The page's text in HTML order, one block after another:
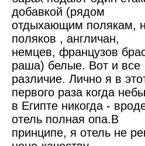
добавкой (рядом
отдыхающим полякам,
поляков , англичан,
немцев, французов
раша) белые. Вот и все
различие. Лично я в
первого раза когда
в Египте никогда -
отель полная опа.В
принципе, я отель не